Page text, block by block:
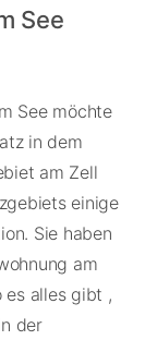
See
See möchte
in dem
am Zell
einige
Sie haben
am
es alles gibt ,
der